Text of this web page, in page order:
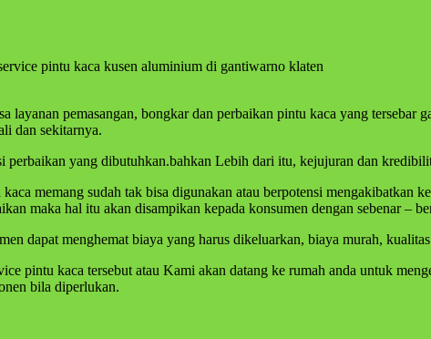
pintu kaca kusen aluminium di gantiwarno klaten
layanan pemasangan, bongkar dan perbaikan pintu kaca yang
dan sekitarnya.
yang dibutuhkan.bahkan Lebih dari itu, kejujuran dan
memang sudah tak bisa digunakan atau berpotensi mengakibatkan
maka hal itu akan disampikan kepada konsumen dengan sebenar –
dapat menghemat biaya yang harus dikeluarkan, biaya murah,
pintu kaca tersebut atau Kami akan datang ke rumah anda untuk
bila diperlukan.